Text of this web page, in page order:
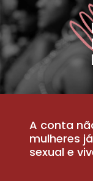
A conta
mulheres
sexual e